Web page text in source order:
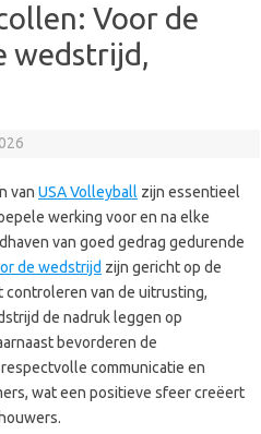
Voor de
wedstrijd,
van USA Volleyball zijn essentieel
werking voor en na elke
van goed gedrag gedurende
de wedstrijd zijn gericht op de
controleren van de uitrusting,
de nadruk leggen op
bevorderen de
communicatie en
wat een positieve sfeer creëert